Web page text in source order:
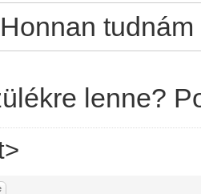
lenne?